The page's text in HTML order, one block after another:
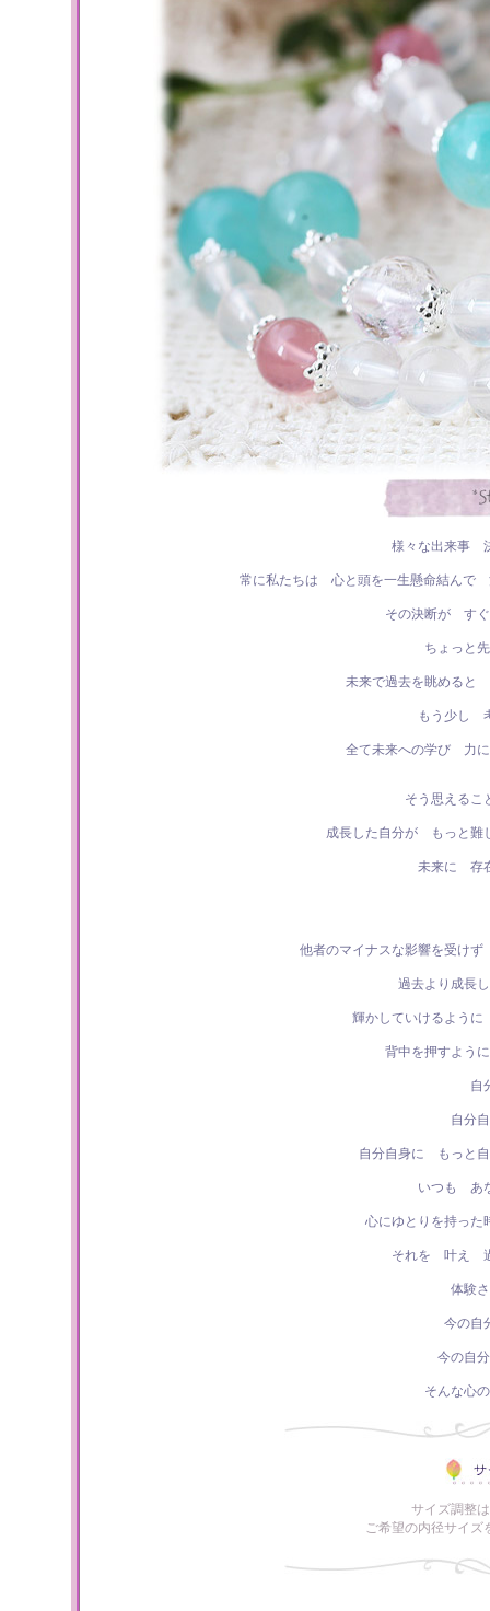
様々な出来事
常に私たちは 心と頭を一生懸命結んで
その決断が す
ちょっと
未来で過去を眺めると
もう少し
全て未来への学び 力
そう思える
成長した自分が もっと難
未来に 存
他者のマイナスな影響を受け
過去より成長
輝かしていけるよう
背中を押すよう
自
自分
自分自身に もっと自
いつも あ
心にゆとりを持っ
それを 叶え 過
体験
今の
今の自
そんな心
サイズ調整
ご希望の内径サイズ